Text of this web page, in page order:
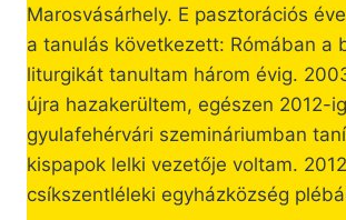
Marosvásárhely. E pasztorációs
a tanulás következett: Rómában a
liturgikát tanultam három évig.
újra hazakerültem, egészen 2012-
gyulafehérvári szemináriumban
kispapok lelki vezetője voltam.
csíkszentléleki egyházközség